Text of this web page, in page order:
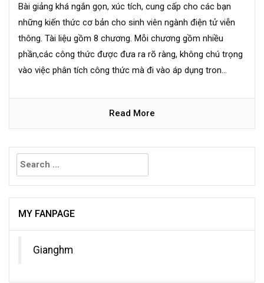
Bài giảng khá ngắn gọn, xúc tích, cung cấp cho các bạn
những kiến thức cơ bản cho sinh viên ngành điện tử viễn
thông. Tài liệu gồm 8 chương. Mỗi chương gồm nhiều
phần,các công thức được đưa ra rõ ràng, không chú trọng
vào việc phân tích công thức mà đi vào áp dụng tron...
Read More
Search
for:
MY FANPAGE
Gianghm